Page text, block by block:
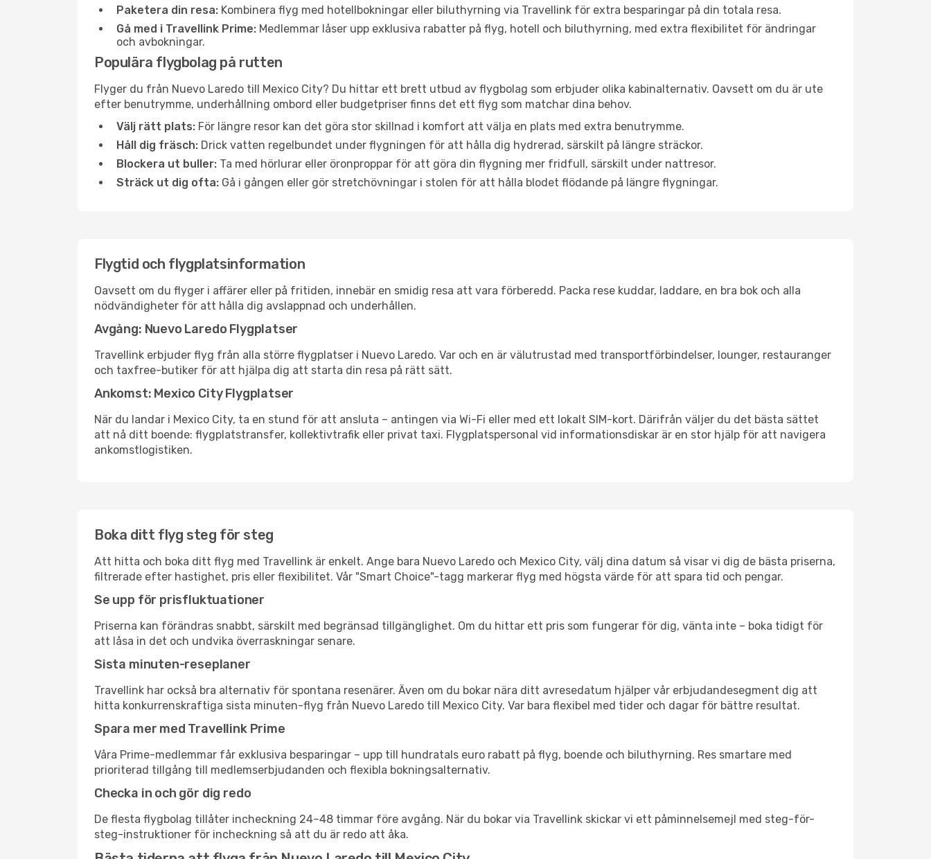
Paketera din resa: Kombinera flyg med hotellbokningar eller biluthyrning via Travellink för extra besparingar på din totala resa.
Gå med i Travellink Prime: Medlemmar låser upp exklusiva rabatter på flyg, hotell och biluthyrning, med extra flexibilitet för ändringar
och avbokningar.
Populära flygbolag på rutten
Flyger du från Nuevo Laredo till Mexico City? Du hittar ett brett utbud av flygbolag som erbjuder olika kabinalternativ. Oavsett om du är ute
efter benutrymme, underhållning ombord eller budgetpriser finns det ett flyg som matchar dina behov.
Välj rätt plats: För längre resor kan det göra stor skillnad i komfort att välja en plats med extra benutrymme.
Håll dig fräsch: Drick vatten regelbundet under flygningen för att hålla dig hydrerad, särskilt på längre sträckor.
Blockera ut buller: Ta med hörlurar eller öronproppar för att göra din flygning mer fridfull, särskilt under nattresor.
Sträck ut dig ofta: Gå i gången eller gör stretchövningar i stolen för att hålla blodet flödande på längre flygningar.
Flygtid och flygplatsinformation
Oavsett om du flyger i affärer eller på fritiden, innebär en smidig resa att vara förberedd. Packa rese kuddar, laddare, en bra bok och alla
nödvändigheter för att hålla dig avslappnad och underhållen.
Avgång: Nuevo Laredo Flygplatser
Travellink erbjuder flyg från alla större flygplatser i Nuevo Laredo. Var och en är välutrustad med transportförbindelser, lounger, restauranger
och taxfree-butiker för att hjälpa dig att starta din resa på rätt sätt.
Ankomst: Mexico City Flygplatser
När du landar i Mexico City, ta en stund för att ansluta – antingen via Wi-Fi eller med ett lokalt SIM-kort. Därifrån väljer du det bästa sättet
att nå ditt boende: flygplatstransfer, kollektivtrafik eller privat taxi. Flygplatspersonal vid informationsdiskar är en stor hjälp för att navigera
ankomstlogistiken.
Boka ditt flyg steg för steg
Att hitta och boka ditt flyg med Travellink är enkelt. Ange bara Nuevo Laredo och Mexico City, välj dina datum så visar vi dig de bästa priserna,
filtrerade efter hastighet, pris eller flexibilitet. Vår "Smart Choice"-tagg markerar flyg med högsta värde för att spara tid och pengar.
Se upp för prisfluktuationer
Priserna kan förändras snabbt, särskilt med begränsad tillgänglighet. Om du hittar ett pris som fungerar för dig, vänta inte – boka tidigt för
att låsa in det och undvika överraskningar senare.
Sista minuten-reseplaner
Travellink har också bra alternativ för spontana resenärer. Även om du bokar nära ditt avresedatum hjälper vår erbjudandesegment dig att
hitta konkurrenskraftiga sista minuten-flyg från Nuevo Laredo till Mexico City. Var bara flexibel med tider och dagar för bättre resultat.
Spara mer med Travellink Prime
Våra Prime-medlemmar får exklusiva besparingar – upp till hundratals euro rabatt på flyg, boende och biluthyrning. Res smartare med
prioriterad tillgång till medlemserbjudanden och flexibla bokningsalternativ.
Checka in och gör dig redo
De flesta flygbolag tillåter incheckning 24–48 timmar före avgång. När du bokar via Travellink skickar vi ett påminnelsemejl med steg-för-
steg-instruktioner för incheckning så att du är redo att åka.